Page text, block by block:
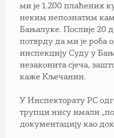
ми је 1.200 плаћених
неким непознатим
Бањалуке. Послије 20
потврду да ми је роба
инспекцију Суду у
незаконита сјеча,
каже Кљечанин.
У Инспекторату РС
трупци нису имали
документацију као